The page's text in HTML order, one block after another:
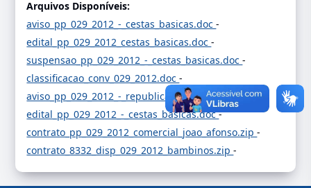
Arquivos Disponíveis:
aviso_pp_029_2012_-_cestas_basicas.doc-
edital_pp_029_2012_cestas_basicas.doc-
suspensao_pp_029_2012_-_cestas_basicas.doc-
classificacao_conv_029_2012.doc-
aviso_pp_029_2012_-_republicacao.doc-
edital_pp_029_2012_-_cestas_basicas.doc-
contrato_pp_029_2012_comercial_joao_afonso.zip-
contrato_8332_disp_029_2012_bambinos.zip-